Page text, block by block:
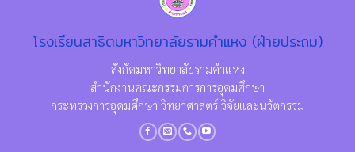
โรงเรียนสาธิตมหาวิทยาลัยรามคำแหง (ฝ่ายประถม)
สังกัดมหาวิทยาลัยรามคำแหง
สำนักงานคณะกรรมการการอุดมศึกษา
กระทรวงการอุดมศึกษา วิทยาศาสตร์ วิจัยและนวัตกรรม